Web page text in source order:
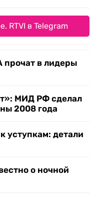
RTVI в Telegram
прочат в лидеры
МИД РФ сделал
2008 года
уступкам: детали
о ночной